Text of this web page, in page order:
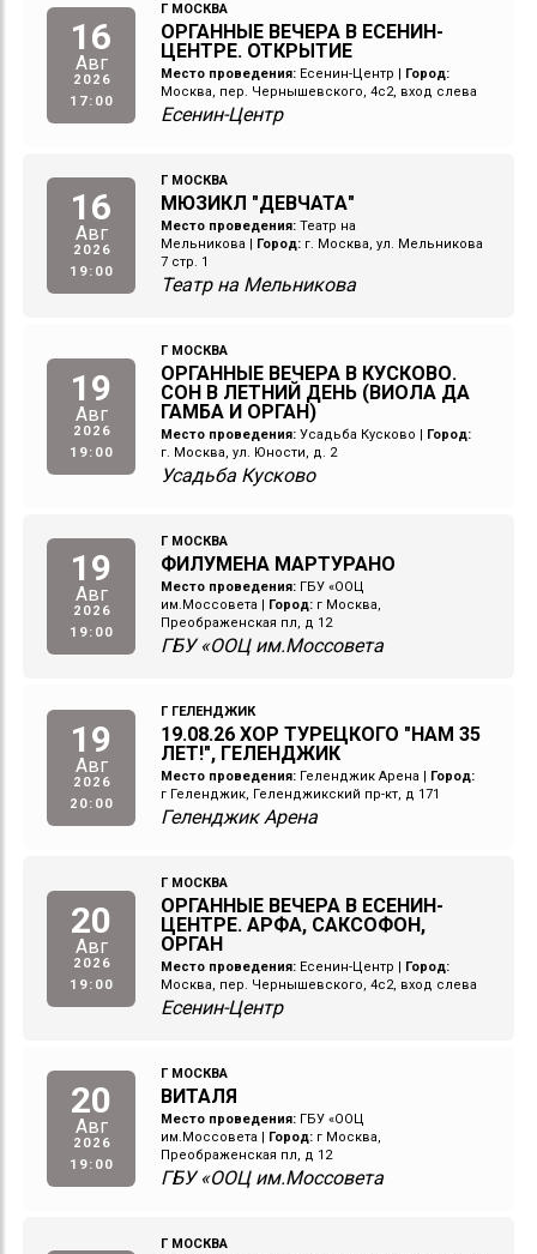
16
Авг
2026
17:00
Г МОСКВА
ОРГАННЫЕ ВЕЧЕРА В ЕСЕНИН-
ЦЕНТРЕ. ОТКРЫТИЕ
Место проведения: Есенин-Центр
Город:
Москва, пер. Чернышевского, 4с2, вход слева
Есенин-Центр
16
Авг
2026
19:00
Г МОСКВА
МЮЗИКЛ "ДЕВЧАТА"
Место проведения: Театр на
Мельникова
Город: г. Москва, ул. Мельникова
7 стр. 1
Театр на Мельникова
19
Авг
2026
19:00
Г МОСКВА
ОРГАННЫЕ ВЕЧЕРА В КУСКОВО.
СОН В ЛЕТНИЙ ДЕНЬ (ВИОЛА ДА
ГАМБА И ОРГАН)
Место проведения: Усадьба Кусково
Город:
г. Москва, ул. Юности, д. 2
Усадьба Кусково
19
Авг
2026
19:00
Г МОСКВА
ФИЛУМЕНА МАРТУРАНО
Место проведения: ГБУ «ООЦ
им.Моссовета
Город: г Москва,
Преображенская пл, д 12
ГБУ «ООЦ им.Моссовета
19
Авг
2026
20:00
Г ГЕЛЕНДЖИК
19.08.26 ХОР ТУРЕЦКОГО "НАМ 35
ЛЕТ!", ГЕЛЕНДЖИК
Место проведения: Геленджик Арена
Город:
г Геленджик, Геленджикский пр-кт, д 171
Геленджик Арена
20
Авг
2026
19:00
Г МОСКВА
ОРГАННЫЕ ВЕЧЕРА В ЕСЕНИН-
ЦЕНТРЕ. АРФА, САКСОФОН,
ОРГАН
Место проведения: Есенин-Центр
Город:
Москва, пер. Чернышевского, 4с2, вход слева
Есенин-Центр
20
Авг
2026
19:00
Г МОСКВА
ВИТАЛЯ
Место проведения: ГБУ «ООЦ
им.Моссовета
Город: г Москва,
Преображенская пл, д 12
ГБУ «ООЦ им.Моссовета
Г МОСКВА